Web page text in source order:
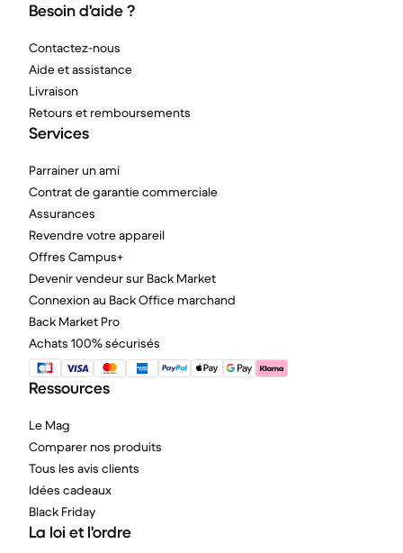
Besoin d'aide ?
Contactez-nous
Aide et assistance
Livraison
Retours et remboursements
Services
Parrainer un ami
Contrat de garantie commerciale
Assurances
Revendre votre appareil
Offres Campus+
Devenir vendeur sur Back Market
Connexion au Back Office marchand
Back Market Pro
Achats 100% sécurisés
Ressources
Le Mag
Comparer nos produits
Tous les avis clients
Idées cadeaux
Black Friday
La loi et l'ordre